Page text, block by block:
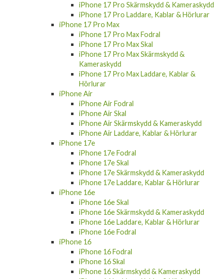
iPhone 17 Pro Skärmskydd & Kameraskydd
iPhone 17 Pro Laddare, Kablar & Hörlurar
iPhone 17 Pro Max
iPhone 17 Pro Max Fodral
iPhone 17 Pro Max Skal
iPhone 17 Pro Max Skärmskydd &
Kameraskydd
iPhone 17 Pro Max Laddare, Kablar &
Hörlurar
iPhone Air
iPhone Air Fodral
iPhone Air Skal
iPhone Air Skärmskydd & Kameraskydd
iPhone Air Laddare, Kablar & Hörlurar
iPhone 17e
iPhone 17e Fodral
iPhone 17e Skal
iPhone 17e Skärmskydd & Kameraskydd
iPhone 17e Laddare, Kablar & Hörlurar
iPhone 16e
iPhone 16e Skal
iPhone 16e Skärmskydd & Kameraskydd
iPhone 16e Laddare, Kablar & Hörlurar
iPhone 16e Fodral
iPhone 16
iPhone 16 Fodral
iPhone 16 Skal
iPhone 16 Skärmskydd & Kameraskydd